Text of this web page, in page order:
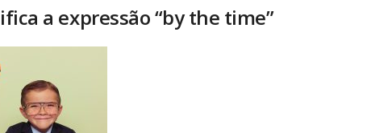
a expressão “by the time”